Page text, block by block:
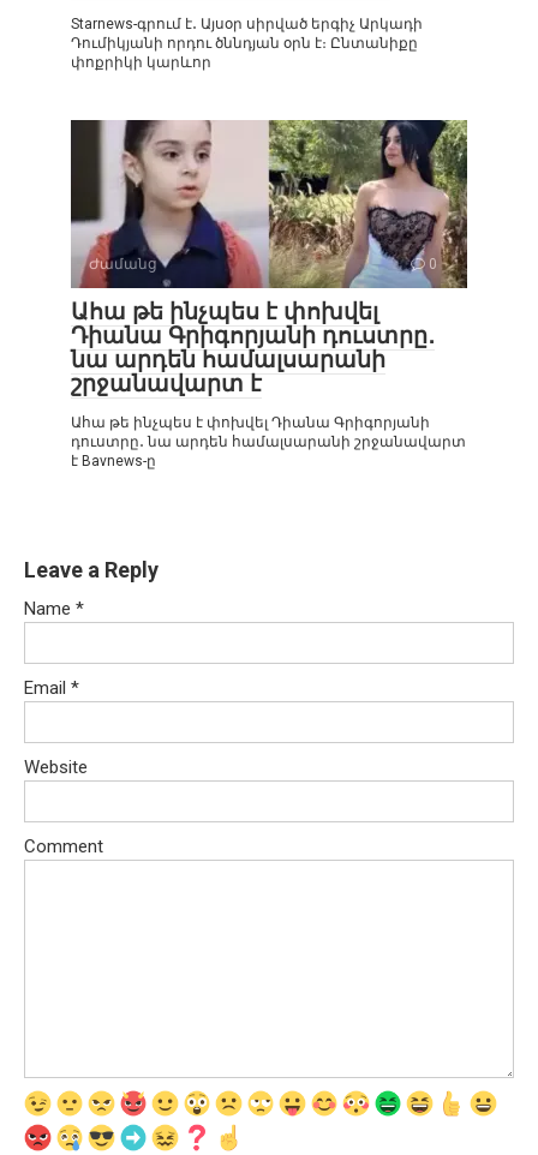
Starnews-գրում է․ Այսօր սիրված երգիչ Արկադի
Դումիկյանի որդու ծննդյան օրն է։ Ընտանիքը
փոքրիկի կարևոր
Ժամանց 0
Ահա թե ինչպես է փոխվել
Դիանա Գրիգորյանի դուստրը․
նա արդեն համալսարանի
շրջանավարտ է
Ահա թե ինչպես է փոխվել Դիանա Գրիգորյանի
դուստրը․ նա արդեն համալսարանի շրջանավարտ
է Bavnews-ը
Leave a Reply
Name *
Email *
Website
Comment